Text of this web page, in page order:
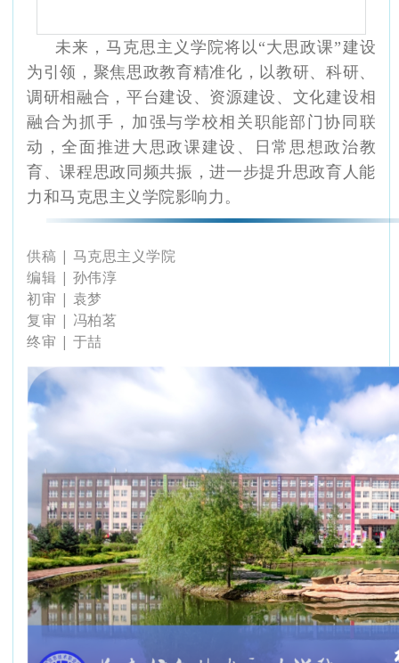
未来，马克思主义学院将以“大思政课”建设
为引领，聚焦思政教育精准化，以教研、科研、
调研相融合，平台建设、资源建设、文化建设相
融合为抓手，加强与学校相关职能部门协同联
动，全面推进大思政课建设、日常思想政治教
育、课程思政同频共振，进一步提升思政育人能
力和马克思主义学院影响力。
供稿 | 马克思主义学院
编辑 | 孙伟淳
初审 | 袁梦
复审 | 冯柏茗
终审 | 于喆